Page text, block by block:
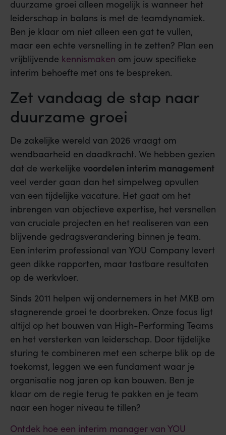
duurzame groei alleen mogelijk is wanneer het
leiderschap in balans is met de teamdynamiek.
Ben je klaar om niet alleen een gat te vullen,
maar een echte versnelling in te zetten? Plan een
vrijblijvende kennismaken om jouw specifieke
interim behoefte met ons te bespreken.
Zet vandaag de stap naar
duurzame groei
De zakelijke wereld van 2026 vraagt om
wendbaarheid en daadkracht. We hebben gezien
dat de werkelijke voordelen interim management
veel verder gaan dan het simpelweg opvullen
van een tijdelijke vacature. Het gaat om het
inbrengen van objectieve expertise, het versnellen
van cruciale projecten en het realiseren van een
blijvende gedragsverandering binnen je team.
Een interim professional van YOU Company levert
geen dikke rapporten, maar tastbare resultaten
op de werkvloer.
Sinds 2011 helpen wij ondernemers in het MKB om
stagnerende groei te doorbreken. Onze focus ligt
altijd op het bouwen van High-Performing Teams
en het versterken van leiderschap. Door tijdelijke
sturing te combineren met een scherpe blik op de
toekomst, leggen we een fundament waar je
organisatie nog jaren op kan bouwen. Ben je
klaar om de regie terug te pakken en je team
naar een hoger niveau te tillen?
Ontdek hoe een interim manager van YOU